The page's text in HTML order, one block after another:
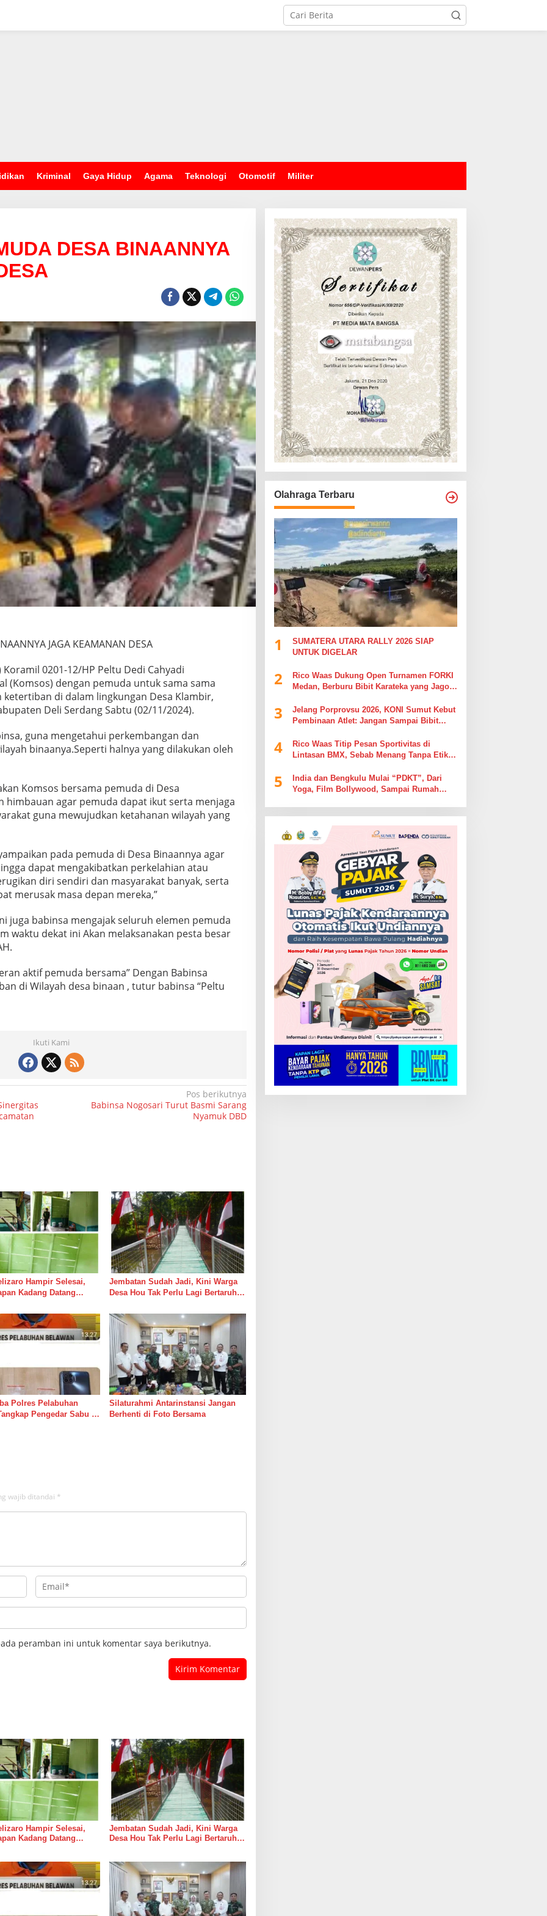
Kriminal Gaya Hidup Agama Teknologi Otomotif Militer
DESA BINAANNYA
JAGA KEAMANAN DESA
0201-12/HP Peltu Dedi Cahyadi
(Komsos) dengan pemuda untuk sama sama
di dalam lingkungan Desa Klambir,
Deli Serdang Sabtu (02/11/2024).
guna mengetahui perkembangan dan
binaanya.Seperti halnya yang dilakukan oleh
Komsos bersama pemuda di Desa
himbauan agar pemuda dapat ikut serta menjaga
guna mewujudkan ketahanan wilayah yang
pada pemuda di Desa Binaannya agar
dapat mengakibatkan perkelahian atau
diri sendiri dan masyarakat banyak, serta
merusak masa depan mereka,”
juga babinsa mengajak seluruh elemen pemuda
waktu dekat ini Akan melaksanakan pesta besar
aktif pemuda bersama” Dengan Babinsa
di Wilayah desa binaan , tutur babinsa “Peltu
Ikuti Kami
Pos berikutnya
Babinsa Nogosari Turut Basmi Sarang
Nyamuk DBD
Hampir Selesai,
Kadang Datang
Jembatan Sudah Jadi, Kini Warga
Desa Hou Tak Perlu Lagi Bertaruh
Polres Pelabuhan
Pengedar Sabu di
Silaturahmi Antarinstansi Jangan
Berhenti di Foto Bersama
wajib ditandai *
peramban ini untuk komentar saya berikutnya.
Hampir Selesai,
Kadang Datang
Jembatan Sudah Jadi, Kini Warga
Desa Hou Tak Perlu Lagi Bertaruh
Olahraga Terbaru
1
SUMATERA UTARA RALLY 2026 SIAP
UNTUK DIGELAR
2
Rico Waas Dukung Open Turnamen FORKI
Medan, Berburu Bibit Karateka yang Jago
Komentar
3
Jelang Porprovsu 2026, KONI Sumut Kebut
Pembinaan Atlet: Jangan Sampai Bibit
4
Rico Waas Titip Pesan Sportivitas di
Lintasan BMX, Sebab Menang Tanpa Etika
5
India dan Bengkulu Mulai “PDKT”, Dari
Yoga, Film Bollywood, Sampai Rumah